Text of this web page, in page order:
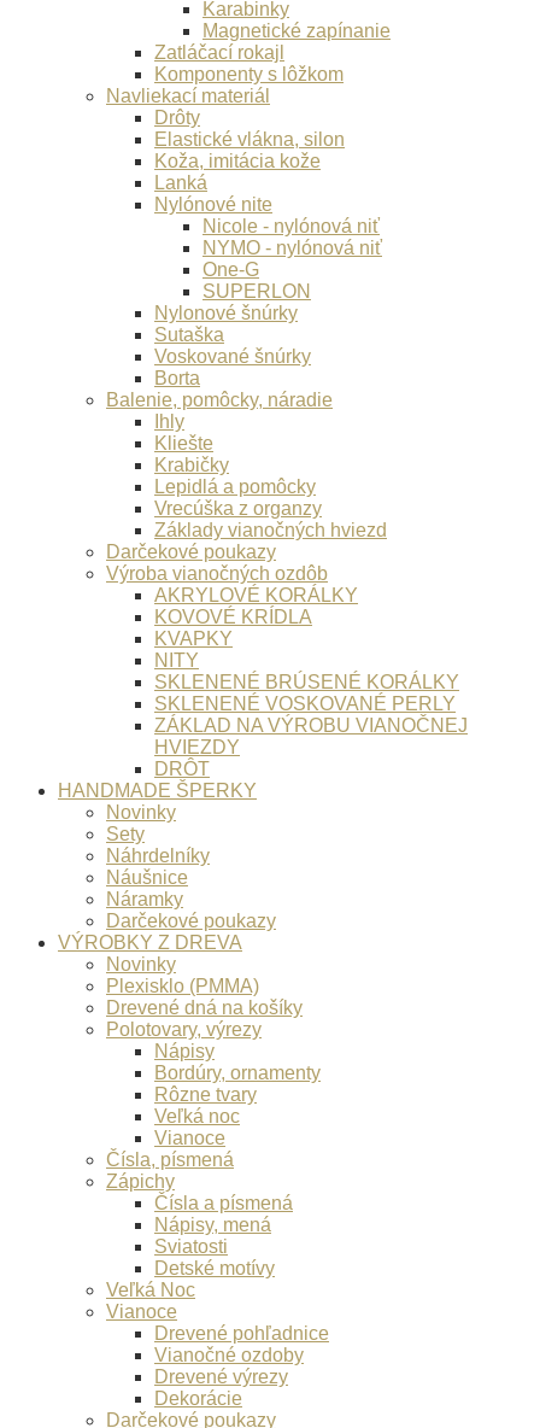
Karabinky
Magnetické zapínanie
Zatláčací rokajl
Komponenty s lôžkom
Navliekací materiál
Drôty
Elastické vlákna, silon
Koža, imitácia kože
Lanká
Nylónové nite
Nicole - nylónová niť
NYMO - nylónová niť
One-G
SUPERLON
Nylonové šnúrky
Sutaška
Voskované šnúrky
Borta
Balenie, pomôcky, náradie
Ihly
Kliešte
Krabičky
Lepidlá a pomôcky
Vrecúška z organzy
Základy vianočných hviezd
Darčekové poukazy
Výroba vianočných ozdôb
AKRYLOVÉ KORÁLKY
KOVOVÉ KRÍDLA
KVAPKY
NITY
SKLENENÉ BRÚSENÉ KORÁLKY
SKLENENÉ VOSKOVANÉ PERLY
ZÁKLAD NA VÝROBU VIANOČNEJ
HVIEZDY
DRÔT
HANDMADE ŠPERKY
Novinky
Sety
Náhrdelníky
Náušnice
Náramky
Darčekové poukazy
VÝROBKY Z DREVA
Novinky
Plexisklo (PMMA)
Drevené dná na košíky
Polotovary, výrezy
Nápisy
Bordúry, ornamenty
Rôzne tvary
Veľká noc
Vianoce
Čísla, písmená
Zápichy
Čísla a písmená
Nápisy, mená
Sviatosti
Detské motívy
Veľká Noc
Vianoce
Drevené pohľadnice
Vianočné ozdoby
Drevené výrezy
Dekorácie
Darčekové poukazy